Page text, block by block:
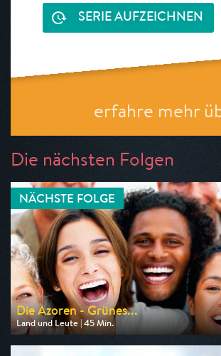
SERIE AUFZEICHNEN
erfahre mehr
Die nächsten Folgen
NÄCHSTE FOLGE
Die Azoren - Grünes...
Land und Leute | 45 Min.
Ausgestrahlt von WDR
am 18.08.2026, 10:25